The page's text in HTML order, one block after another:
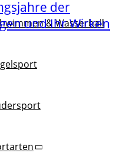
& Wasserball
der
und Ihr Wirken